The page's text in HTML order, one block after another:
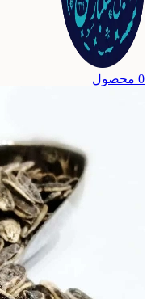
0 محصول